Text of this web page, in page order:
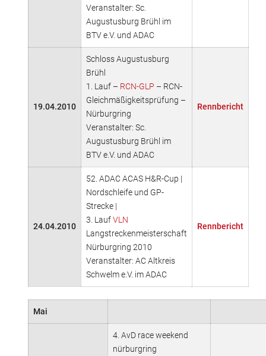
Veranstalter: Sc.
Augustusburg Brühl im
BTV e.V. und ADAC
19.04.2010
Schloss Augustusburg
Brühl
1. Lauf – RCN-GLP – RCN-
Gleichmäßigkeitsprüfung –
Nürburgring
Veranstalter: Sc.
Augustusburg Brühl im
BTV e.V. und ADAC
Rennbericht
24.04.2010
52. ADAC ACAS H&R-Cup |
Nordschleife und GP-
Strecke |
3. LaufVLN
Langstreckenmeisterschaft
Nürburgring 2010
Veranstalter: AC Altkreis
Schwelm e.V. im ADAC
Rennbericht
Mai
4. AvD race weekend
nürburgring